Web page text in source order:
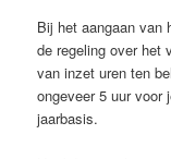
Bij het aangaan van
de regeling over het
van inzet uren ten
ongeveer 5 uur voor
jaarbasis.